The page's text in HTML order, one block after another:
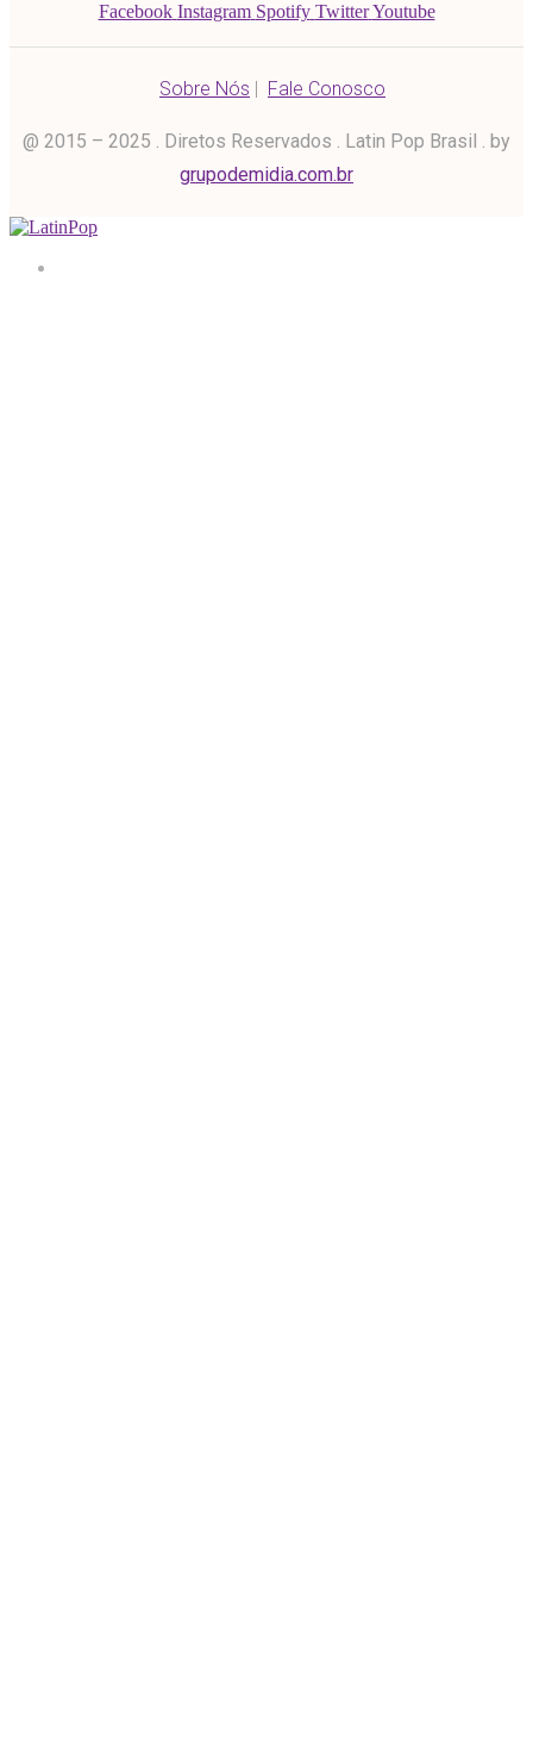
Facebook Instagram Spotify Twitter Youtube
Sobre Nós | Fale Conosco
@ 2015 – 2025 . Diretos Reservados . Latin Pop Brasil . by
grupodemidia.com.br